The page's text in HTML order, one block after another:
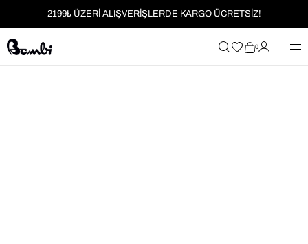
2199₺ ÜZERİ ALIŞVERİŞLERDE KARGO ÜCRETSİZ!
MOBİL UYGULAMAYA ÖZEL İLK ALIŞVERİŞİNİZE %5 İNDİRİM
0